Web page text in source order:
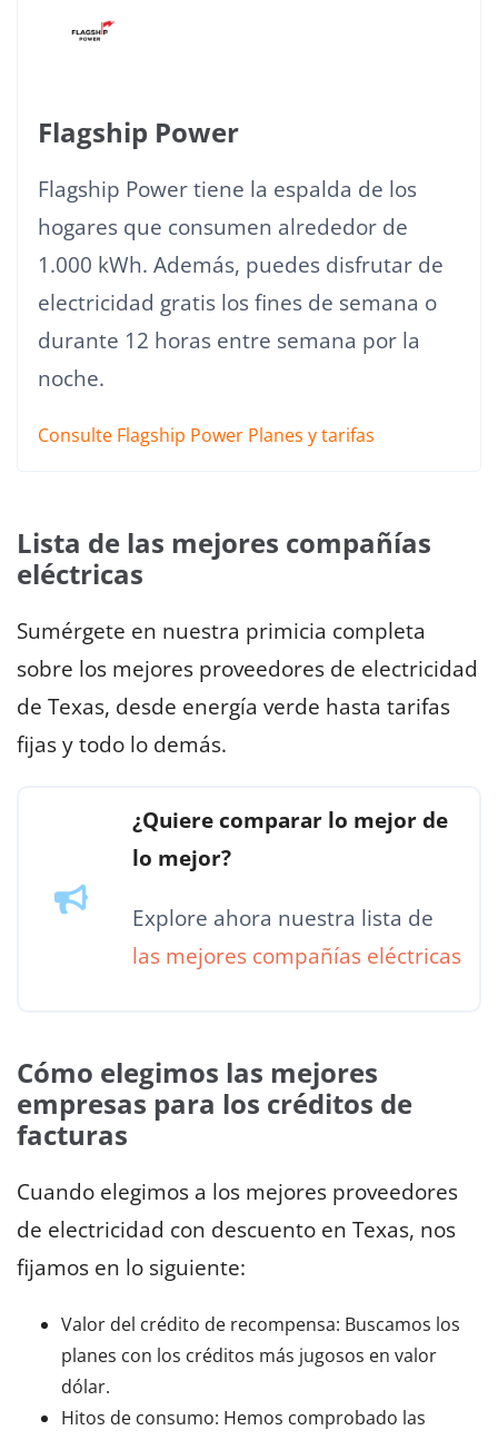
Flagship Power
Flagship Power tiene la espalda de los
hogares que consumen alrededor de
1.000 kWh. Además, puedes disfrutar de
electricidad gratis los fines de semana o
durante 12 horas entre semana por la
noche.
Consulte Flagship Power Planes y tarifas
Lista de las mejores compañías
eléctricas
Sumérgete en nuestra primicia completa
sobre los mejores proveedores de electricidad
de Texas, desde energía verde hasta tarifas
fijas y todo lo demás.
¿Quiere comparar lo mejor de
lo mejor?
Explore ahora nuestra lista de
las mejores compañías eléctricas
Cómo elegimos las mejores
empresas para los créditos de
facturas
Cuando elegimos a los mejores proveedores
de electricidad con descuento en Texas, nos
fijamos en lo siguiente:
Valor del crédito de recompensa: Buscamos los
planes con los créditos más jugosos en valor
dólar.
Hitos de consumo: Hemos comprobado las